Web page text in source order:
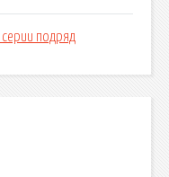
серии подряд